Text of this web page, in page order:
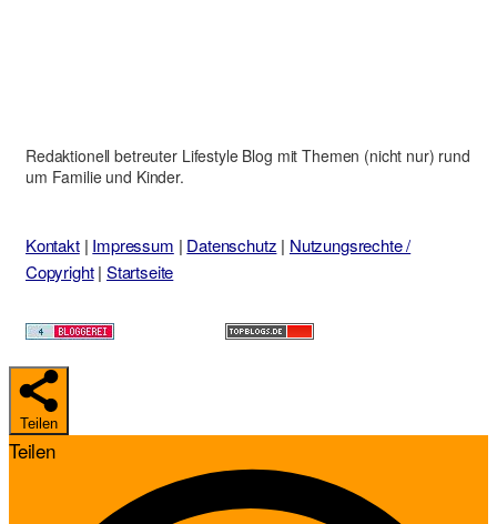
Redaktionell betreuter Lifestyle Blog mit Themen (nicht nur) rund
um Familie und Kinder.
Kontakt| Impressum | Datenschutz | Nutzungsrechte /
Copyright| Startseite
Teilen
Teilen